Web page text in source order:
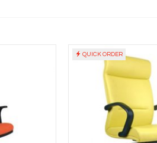
QUICK ORDER